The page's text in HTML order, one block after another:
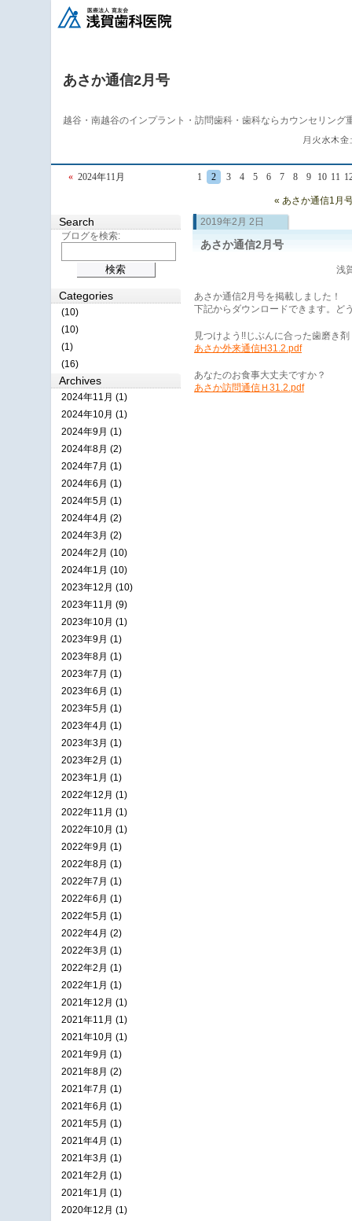
あさか通信2月号
越谷・南越谷のインプラント・訪問歯科・歯科ならカウンセリング
« 2024年11月 1 2 3 4 5 6 7 8 9 10 11
« あさか通信1月
2019年2月 2日
あさか通信2月号
浅
あさか通信2月号を掲載しました！
下記からダウンロードできます。ど
見つけよう!!じぶんに合った歯磨き剤
あさか外来通信H31.2.pdf
あなたのお食事大丈夫ですか？
あさか訪問通信Ｈ31.2.pdf
Search
ブログを検索:
Categories
(10)
(10)
(1)
(16)
Archives
2024年11月 (1)
2024年10月 (1)
2024年9月 (1)
2024年8月 (2)
2024年7月 (1)
2024年6月 (1)
2024年5月 (1)
2024年4月 (2)
2024年3月 (2)
2024年2月 (10)
2024年1月 (10)
2023年12月 (10)
2023年11月 (9)
2023年10月 (1)
2023年9月 (1)
2023年8月 (1)
2023年7月 (1)
2023年6月 (1)
2023年5月 (1)
2023年4月 (1)
2023年3月 (1)
2023年2月 (1)
2023年1月 (1)
2022年12月 (1)
2022年11月 (1)
2022年10月 (1)
2022年9月 (1)
2022年8月 (1)
2022年7月 (1)
2022年6月 (1)
2022年5月 (1)
2022年4月 (2)
2022年3月 (1)
2022年2月 (1)
2022年1月 (1)
2021年12月 (1)
2021年11月 (1)
2021年10月 (1)
2021年9月 (1)
2021年8月 (2)
2021年7月 (1)
2021年6月 (1)
2021年5月 (1)
2021年4月 (1)
2021年3月 (1)
2021年2月 (1)
2021年1月 (1)
2020年12月 (1)